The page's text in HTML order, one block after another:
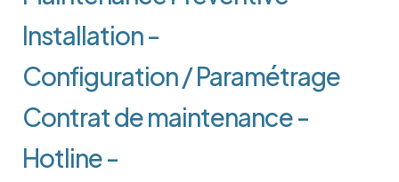
Installation -
Configuration / Paramétrage
Contrat de maintenance -
Hotline -